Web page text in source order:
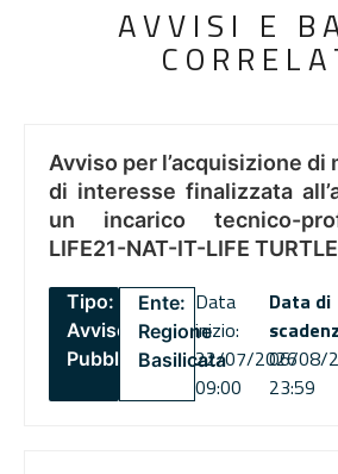
AVVISI E
Avviso per l’acquisizione
di interesse finalizzata
un incarico tecnico-
LIFE21-NAT-IT-LIFE TURTLE
Tipo:
Avviso
Pubblico
Ente:
Regione
Basilicata
Data
inizio:
22/07/2026
09:00
Data di
06/08/
23:59